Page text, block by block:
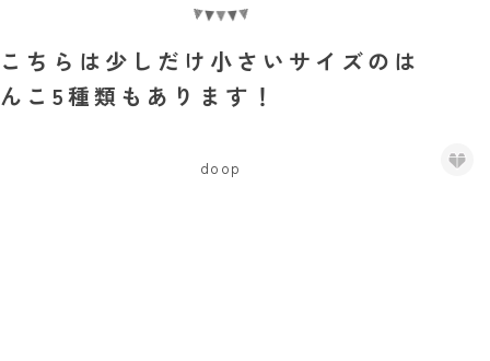
こちらは少しだけ小さいサイズのは
んこ5種類もあります！
doop